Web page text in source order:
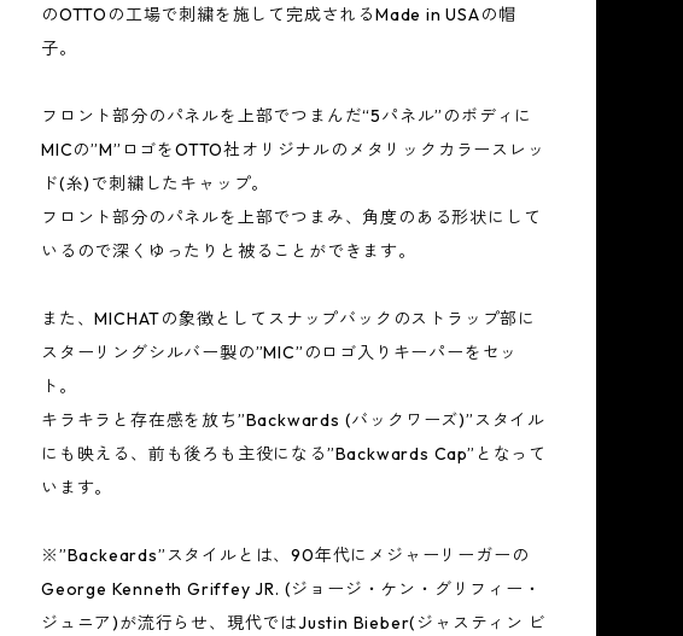
のOTTOの工場で刺繍を施して完成されるMade in USAの帽
子。
フロント部分のパネルを上部でつまんだ“5パネル”のボディに
MICの”M”ロゴをOTTO社オリジナルのメタリックカラースレッ
ド(糸)で刺繍したキャップ。
フロント部分のパネルを上部でつまみ、角度のある形状にして
いるので深くゆったりと被ることができます。
また、MICHATの象徴としてスナップバックのストラップ部に
スターリングシルバー製の”MIC”のロゴ入りキーパーをセッ
ト。
キラキラと存在感を放ち”Backwards (バックワーズ)”スタイル
にも映える、前も後ろも主役になる”Backwards Cap”となって
います。
※”Backeards”スタイルとは、90年代にメジャーリーガーの
George Kenneth Griffey JR. (ジョージ・ケン・グリフィー・
ジュニア)が流行らせ、現代ではJustin Bieber(ジャスティン ビ